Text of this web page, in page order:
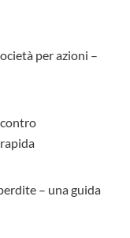
per azioni –
contro
– una guida